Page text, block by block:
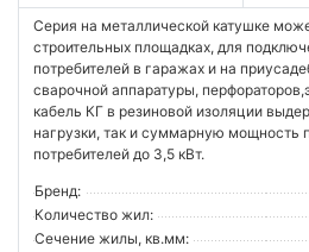
Серия на металлической катушке
строительных площадках, для
потребителей в гаражах и на
сварочной аппаратуры,
кабель КГ в резиновой изоляции
нагрузки, так и суммарную мощность
потребителей до 3,5 кВт.
Бренд:
Количество жил:
Сечение жилы, кв.мм: